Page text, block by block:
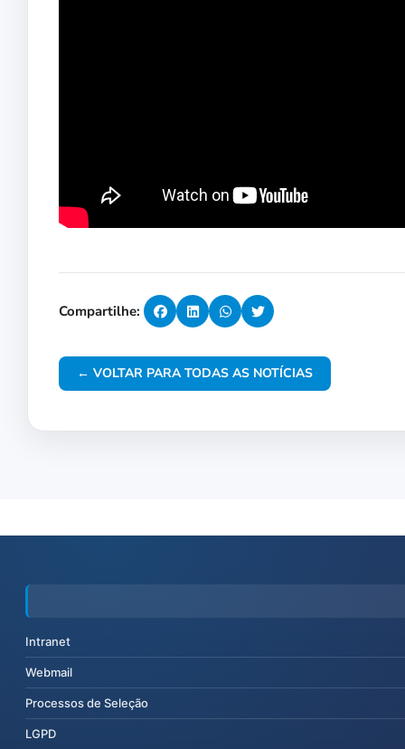
Compartilhe:
← VOLTAR PARA TODAS AS NOTÍCIAS
Intranet
Webmail
Processos de Seleção
LGPD